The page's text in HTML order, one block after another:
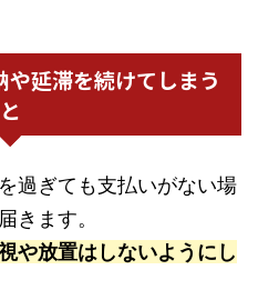
延滞を続けてしまう
と
過ぎても支払いがない場
きます。
や放置はしないようにし